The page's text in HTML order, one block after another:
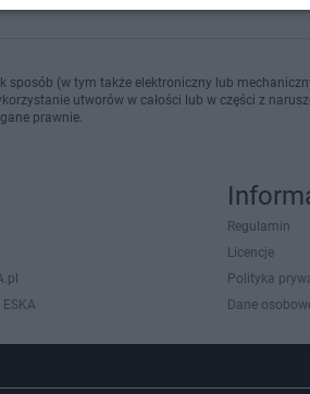
(w tym także elektroniczny lub
utworów w całości lub w części z
prawnie.
Regulamin
Licencje
Polityka
Dane